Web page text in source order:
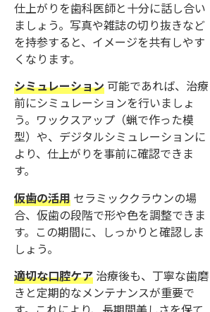
仕上がりを歯科医師と十分に話し合い
ましょう。写真や雑誌の切り抜きなど
を持参すると、イメージを共有しやす
くなります。
シミュレーション 可能であれば、治療
前にシミュレーションを行いましょ
う。ワックスアップ（蝋で作った模
型）や、デジタルシミュレーションに
より、仕上がりを事前に確認できま
す。
仮歯の活用 セラミッククラウンの場
合、仮歯の段階で形や色を調整できま
す。この期間に、しっかりと確認しま
しょう。
適切な口腔ケア 治療後も、丁寧な歯磨
きと定期的なメンテナンスが重要で